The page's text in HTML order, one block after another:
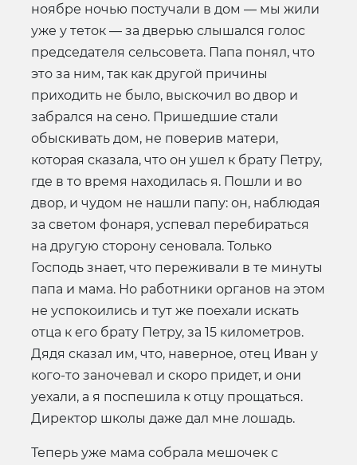
ноябре ночью постучали в дом — мы жили
уже у теток — за дверью слышался голос
председателя сельсовета. Папа понял, что
это за ним, так как другой причины
приходить не было, выскочил во двор и
забрался на сено. Пришедшие стали
обыскивать дом, не поверив матери,
которая сказала, что он ушел к брату Петру,
где в то время находилась я. Пошли и во
двор, и чудом не нашли папу: он, наблюдая
за светом фонаря, успевал перебираться
на другую сторону сеновала. Только
Господь знает, что переживали в те минуты
папа и мама. Но работники органов на этом
не успокоились и тут же поехали искать
отца к его брату Петру, за 15 километров.
Дядя сказал им, что, наверное, отец Иван у
кого-то заночевал и скоро придет, и они
уехали, а я поспешила к отцу прощаться.
Директор школы даже дал мне лошадь.
Теперь уже мама собрала мешочек с